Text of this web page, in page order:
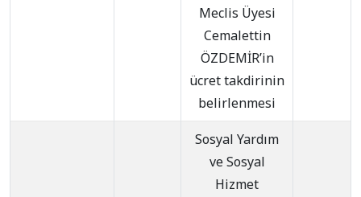
Meclis Üyesi
Cemalettin
ÖZDEMİR’in
ücret takdirinin
belirlenmesi
Sosyal Yardım
ve Sosyal
Hizmet